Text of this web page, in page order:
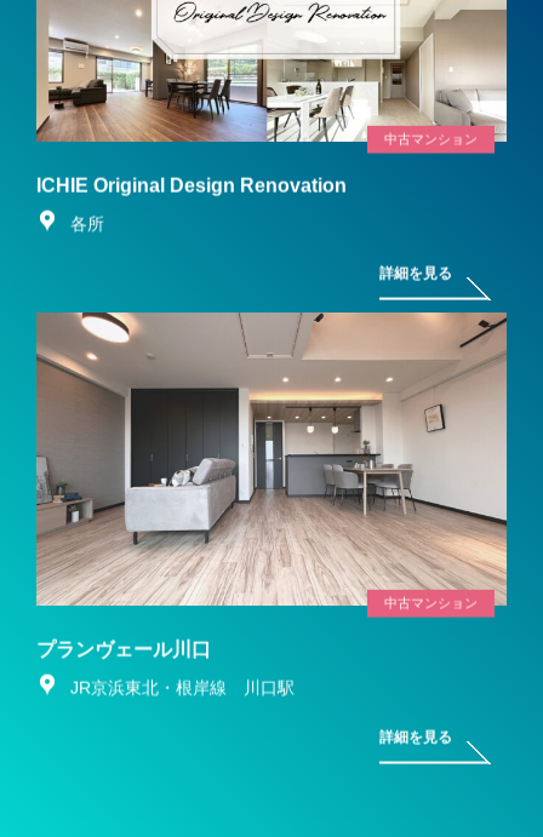
中古マンション
ICHIE Original Design Renovation
各所
詳細を見る
中古マンション
プランヴェール川口
JR京浜東北・根岸線 川口駅
詳細を見る